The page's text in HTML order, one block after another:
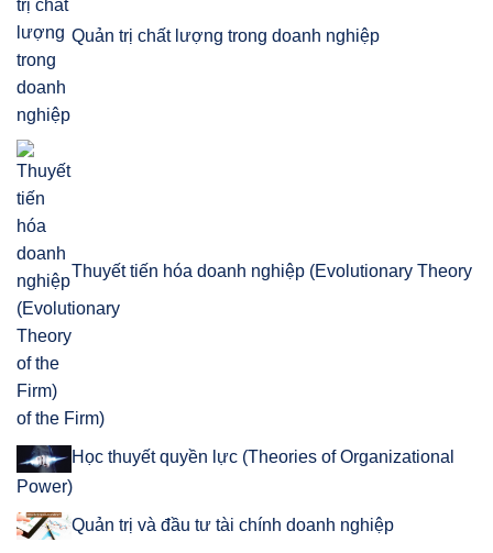
Quản trị chất lượng trong doanh nghiệp
Thuyết tiến hóa doanh nghiệp (Evolutionary Theory
of the Firm)
Học thuyết quyền lực (Theories of Organizational
Power)
Quản trị và đầu tư tài chính doanh nghiệp